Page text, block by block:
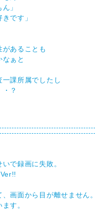
」
です」
あることも
ぁと
課所属でしたし
？
で録画に失敗。
画面から目が離せません
す。